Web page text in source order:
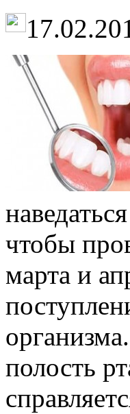
чтобы
марта и
полость